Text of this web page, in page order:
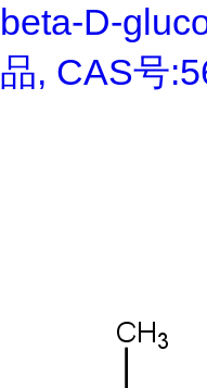
beta-D-
品, CAS号